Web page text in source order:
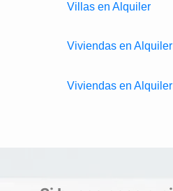
Villas en Alquiler
Viviendas en Alquiler
Viviendas en Alquiler